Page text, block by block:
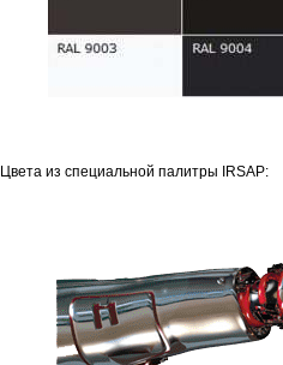
Цвета из специальной палитры IRSAP: